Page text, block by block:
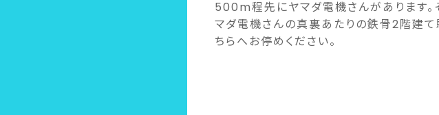
500m程先にヤマダ電機さんがあります。
マダ電機さんの真裏あたりの鉄骨2階建
ちらへお停めください。